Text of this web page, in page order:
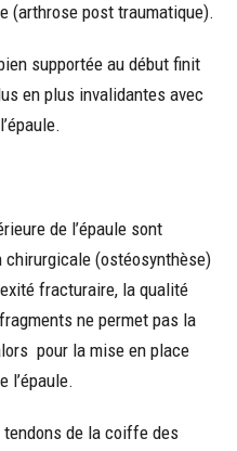
(arthrose post traumatique).
supportée au début finit
en plus invalidantes avec
de l’épaule sont
(ostéosynthèse)
fracturaire, la qualité
ne permet pas la
pour la mise en place
l’épaule.
de la coiffe des